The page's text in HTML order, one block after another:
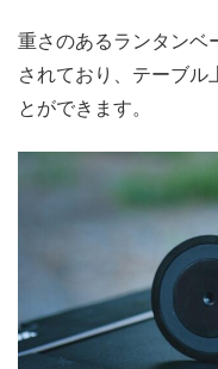
重さのあるランタンベ
されており、テーブル
とができます。